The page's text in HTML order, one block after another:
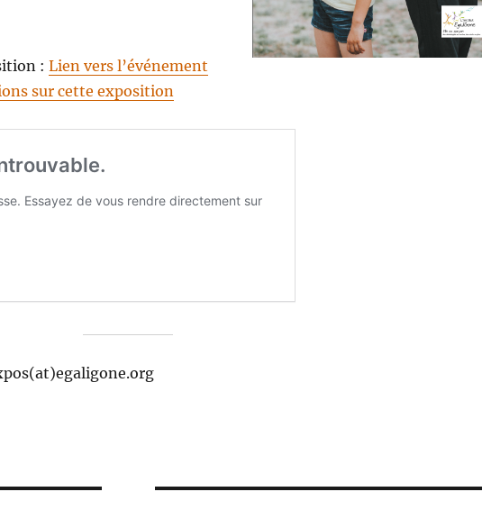
:Lien vers l’événement
sur cette exposition